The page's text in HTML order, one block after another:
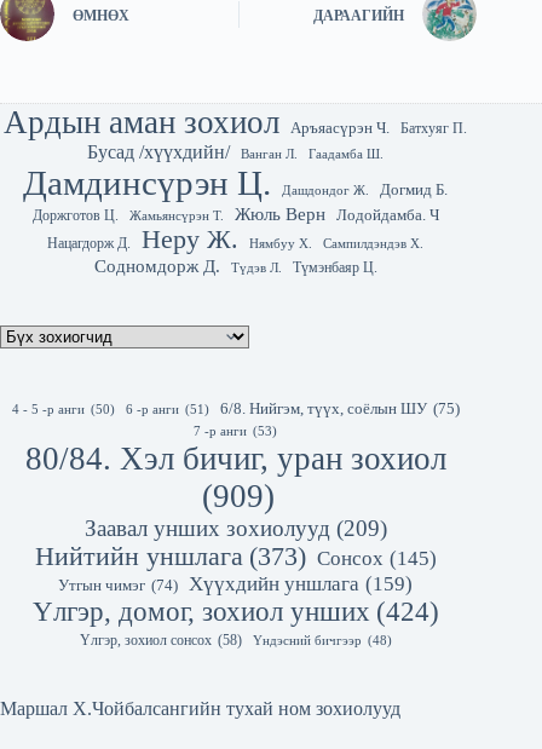
ӨМНӨХ ДАРААГИЙН
Ардын аман зохиол Аръяасүрэн Ч. Батхуяг П.
Бусад /хүүхдийн/ Ванган Л. Гаадамба Ш.
Дамдинсүрэн Ц. Дашдондог Ж.
Догмид Б.
Доржготов Ц.
Жамьянсүрэн Т. Жюль Верн Лодойдамба. Ч
Нацагдорж Д. Неру Ж. Нямбуу Х. Сампилдэндэв Х.
Содномдорж Д. Түдэв Л. Түмэнбаяр Ц.
4 - 5 -р анги (50) 6 -р анги (51) 6/8. Нийгэм, түүх, соёлын ШУ (75)
7 -р анги (53)
80/84. Хэл бичиг, уран зохиол
(909)
Заавал унших зохиолууд (209)
Нийтийн уншлага (373) Сонсох (145)
Утгын чимэг (74) Хүүхдийн уншлага (159)
Үлгэр, домог, зохиол унших (424)
Үлгэр, зохиол сонсох (58) Үндэсний бичгээр (48)
Маршал Х.Чойбалсангийн тухай ном зохиолууд